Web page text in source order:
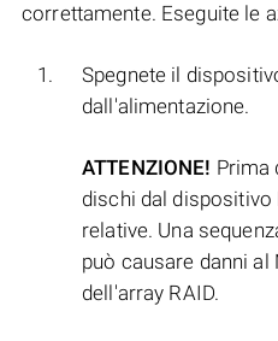
correttamente. Eseguite le
Spegnete il
dall'alimentazione.
ATTENZIONE! Prima
dischi dal dispositivo
relative. Una
può causare danni al
dell'array RAID.